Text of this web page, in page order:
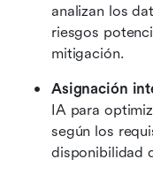
analizan los
riesgos
mitigación.
Asignación
IA para
según los
disponibilidad